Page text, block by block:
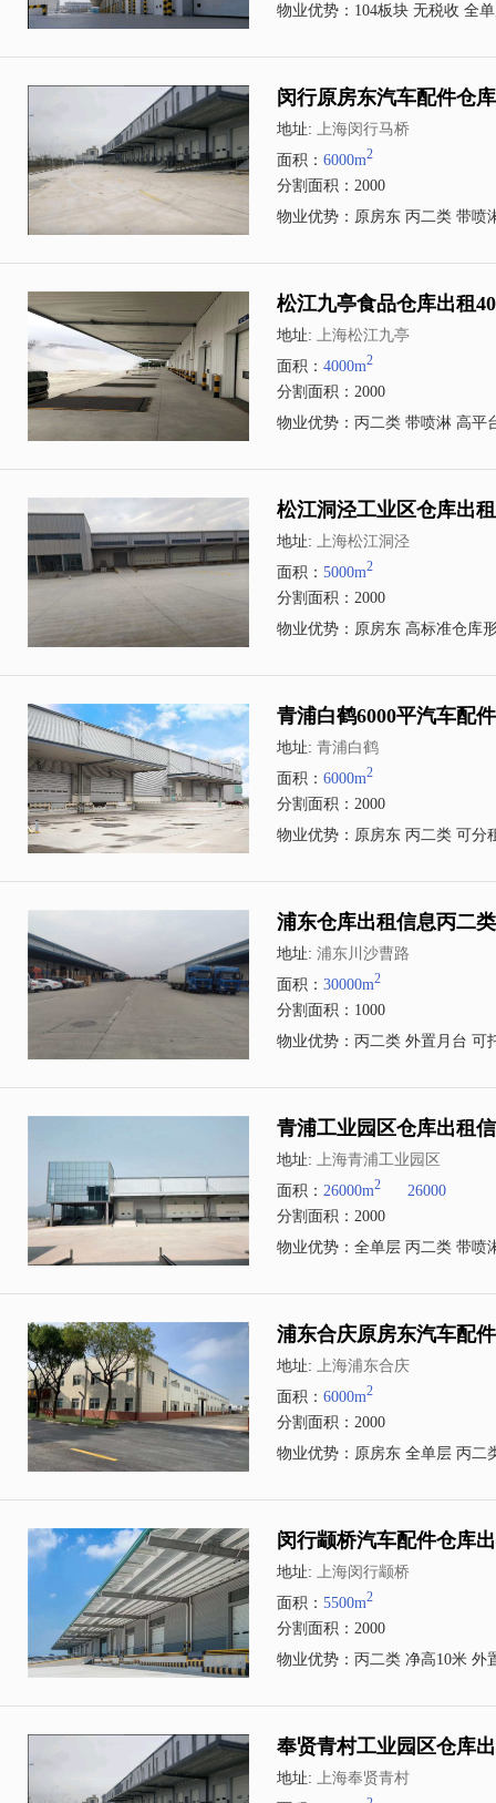
物业优势：104板块 无税收 全
闵行原房东汽车配件仓
地址: 上海闵行马桥
面积： 6000m2
分割面积：2000
物业优势：原房东 丙二类 带喷
松江九亭食品仓库出租
地址: 上海松江九亭
面积： 4000m2
分割面积：2000
物业优势：丙二类 带喷淋 高平
松江洞泾工业区仓库出
地址: 上海松江洞泾
面积： 5000m2
分割面积：2000
物业优势：原房东 高标准仓库
青浦白鹤6000平汽车配
地址: 青浦白鹤
面积： 6000m2
分割面积：2000
物业优势：原房东 丙二类 可分
浦东仓库出租信息丙二
地址: 浦东川沙曹路
面积： 30000m2
分割面积：1000
物业优势：丙二类 外置月台 可
青浦工业园区仓库出租
地址: 上海青浦工业园区
面积： 26000m2 26000
分割面积：2000
物业优势：全单层 丙二类 带喷
浦东合庆原房东汽车配
地址: 上海浦东合庆
面积： 6000m2
分割面积：2000
物业优势：原房东 全单层 丙二
闵行颛桥汽车配件仓库
地址: 上海闵行颛桥
面积： 5500m2
分割面积：2000
物业优势：丙二类 净高10米 外
奉贤青村工业园区仓库
地址: 上海奉贤青村